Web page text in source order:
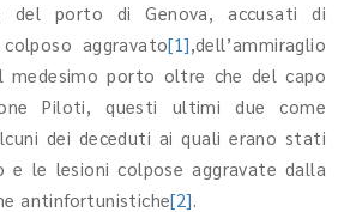
del porto di Genova, accusati di
aggravato[1],dell’ammiraglio
medesimo porto oltre che del capo
Piloti, questi ultimi due come
dei deceduti ai quali erano stati
e le lesioni colpose aggravate dalla
antinfortunistiche[2].